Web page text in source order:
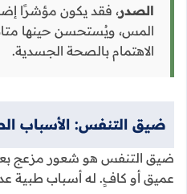
الصدر، فقد يكون مؤشرًا
المس، ويُستحسن حينها
الاهتمام بالصحة الجسدية.
ضيق التنفس: الأسباب
ضيق التنفس هو شعور مزعج
عميق أو كافٍ. له أسباب طبية